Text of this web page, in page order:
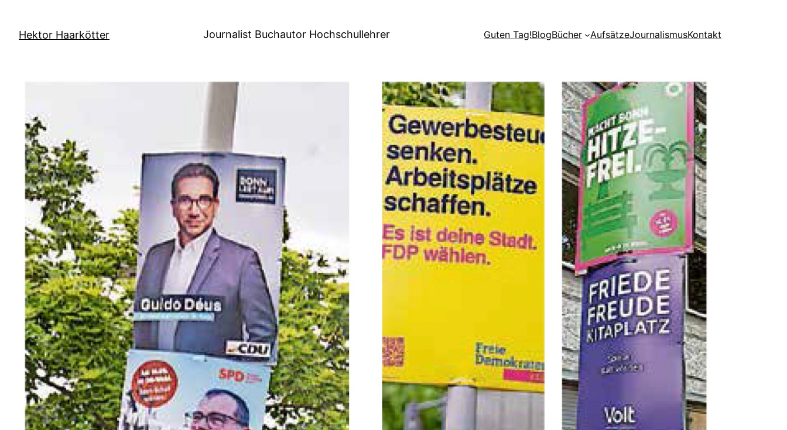
InhaltHektor Haarkötter Journalist Buchautor Hochschullehrer Guten Tag!BlogBücher AufsätzeJournalismusKontakt